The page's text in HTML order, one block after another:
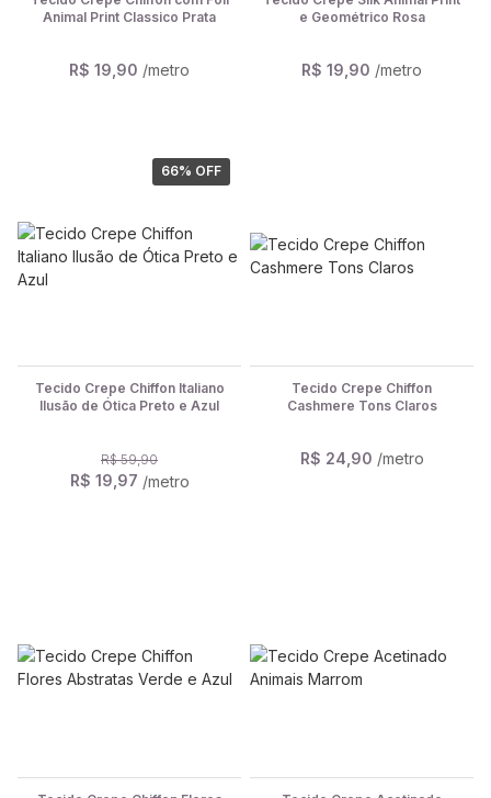
Animal Print Classico Prata
R$ 19,90 /metro
e Geométrico Rosa
R$ 19,90 /metro
66% OFF
Tecido Crepe Chiffon Italiano
Ilusão de Ótica Preto e Azul
R$ 59,90
R$ 19,97 /metro
Tecido Crepe Chiffon
Cashmere Tons Claros
R$ 24,90 /metro